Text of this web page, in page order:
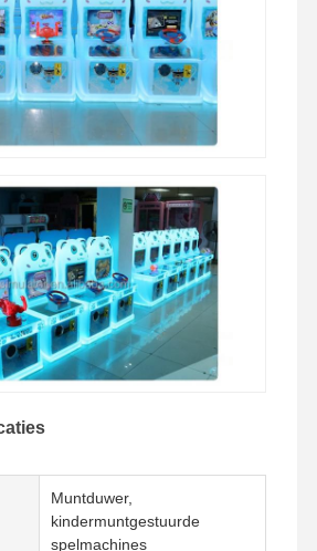
Ons
Nieuws
Een
Aan
kinderen
klauwspel
Muntduwer,
kindermuntgestuurde
spelmachines